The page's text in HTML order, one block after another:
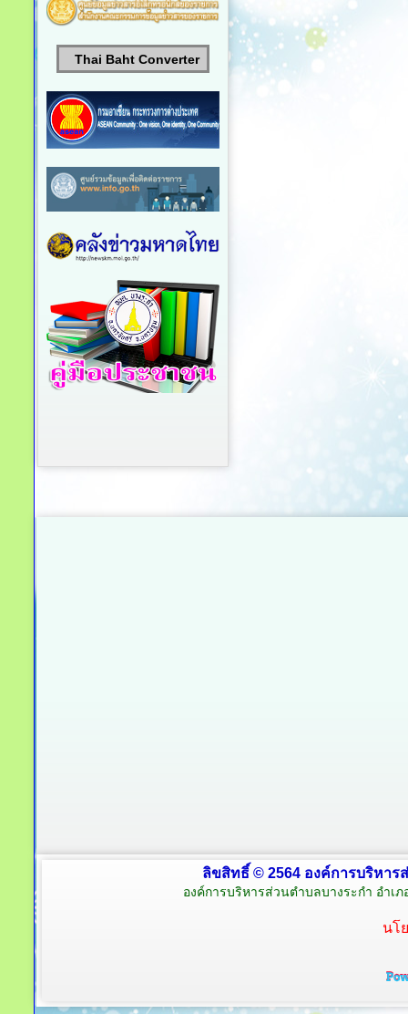
Thai Baht Converter
ลิขสิทธิ์ © 2564 องค์การบริหาร
องค์การบริหารส่วนตำบลบางระกำ อำเ
นโ